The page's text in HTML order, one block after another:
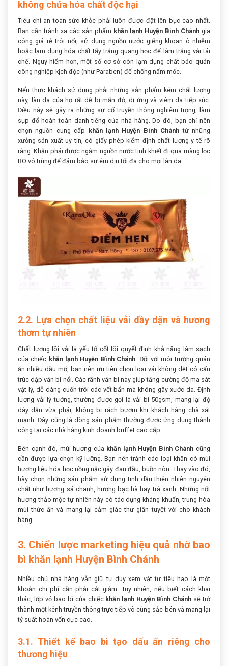
không chứa hóa chất độc hại
Tiêu chí an toàn sức khỏe phải luôn được đặt lên bục cao nhất.
Bạn cần tránh xa các sản phẩm khăn lạnh Huyện Bình Chánh gia
công giá rẻ trôi nổi, sử dụng nguồn nước giếng khoan ô nhiễm
hoặc lạm dụng hóa chất tẩy trắng quang học để làm trắng vải tái
chế. Nguy hiểm hơn, một số cơ sở còn lạm dụng chất bảo quản
công nghiệp kịch độc (như Paraben) để chống nấm mốc.
Nếu thực khách sử dụng phải những sản phẩm kém chất lượng
này, làn da của họ rất dễ bị mẩn đỏ, dị ứng và viêm da tiếp xúc.
Điều này sẽ gây ra những sự cố truyền thông nghiêm trọng, làm
sụp đổ hoàn toàn danh tiếng của nhà hàng. Do đó, bạn chỉ nên
chọn nguồn cung cấp
khăn lạnh Huyện Bình Chánh từ những
xưởng sản xuất uy tín, có giấy phép kiểm định chất lượng y tế rõ
ràng. Khăn phải được ngậm nguồn nước tinh khiết đi qua màng lọc
RO vô trùng để đảm bảo sự êm dịu tối đa cho mọi làn da.
2.2. Lựa chọn chất liệu vải dầy dặn và hương
thơm tự nhiên
Chất lượng lõi vải là yếu tố cốt lõi quyết định khả năng làm sạch
của chiếc khăn lạnh Huyện Bình Chánh . Đối với môi trường quán
ăn nhiều dầu mỡ, bạn nên ưu tiên chọn loại vải không dệt có cấu
trúc dập vân bi nổi. Các rãnh vân bi này giúp tăng cường độ ma sát
vật lý, dễ dàng cuốn trôi các vết bẩn mà không gây xước da. Định
lượng vải lý tưởng, thường được gọi là vải bi 50gsm, mang lại độ
dày dặn vừa phải, không bị rách bươm khi khách hàng chà xát
mạnh. Đây cũng là dòng sản phẩm thường được ứng dụng thành
công tại các nhà hàng kinh doanh buffet cao cấp.
Bên cạnh đó, mùi hương của khăn lạnh Huyện Bình Chánh cũng
cần được lựa chọn kỹ lưỡng. Bạn nên tránh các loại khăn có mùi
hương liệu hóa học nồng nặc gây đau đầu, buồn nôn. Thay vào đó,
hãy chọn những sản phẩm sử dụng tinh dầu thiên nhiên nguyên
chất như hương sả chanh, hương bạc hà hay trà xanh. Những nốt
hương thảo mộc tự nhiên này có tác dụng kháng khuẩn, trung hòa
mùi thức ăn và mang lại cảm giác thư giãn tuyệt vời cho khách
hàng.
3. Chiến lược marketing hiệu quả nhờ bao
bì khăn lạnh Huyện Bình Chánh
Nhiều chủ nhà hàng vẫn giữ tư duy xem vật tư tiêu hao là một
khoản chi phí cần phải cắt giảm. Tuy nhiên, nếu biết cách khai
thác, lớp vỏ bao bì của chiếc khăn lạnh Huyện Bình Chánh sẽ trở
thành một kênh truyền thông trực tiếp vô cùng sắc bén và mang lại
tỷ suất hoàn vốn cực cao.
3.1. Thiết kế bao bì tạo dấu ấn riêng cho
thương hiệu